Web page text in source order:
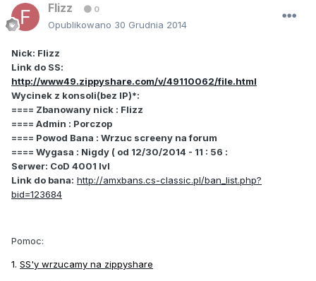
Flizz 0
Opublikowano 30 Grudnia 2014
Nick: Flizz
Link do SS:
http://www49.zippyshare.com/v/49110062/file.html
Wycinek z konsoli(bez IP)*:
==== Zbanowany nick : Flizz
==== Admin : Porczop
==== Powod Bana : Wrzuc screeny na forum
==== Wygasa : Nigdy ( od 12/30/2014 - 11 : 56 :
Serwer: CoD 4001 lvl
Link do bana: http://amxbans.cs-classic.pl/ban_list.php?
bid=123684
Pomoc:
1. SS'y wrzucamy na zippyshare